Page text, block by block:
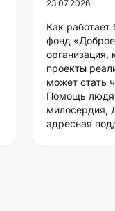
23.07.2026
Как работает
фонд
организация,
проекты
может стать
Помощь
милосердия,
адресная